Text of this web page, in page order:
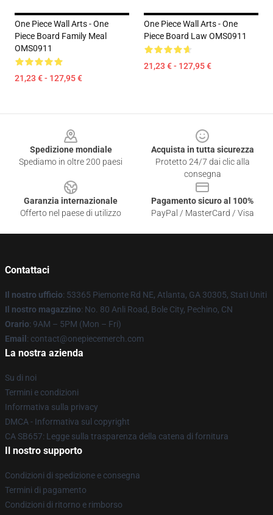
One Piece Wall Arts - One
Piece Board Family Meal
OMS0911
21,23 € - 127,95 €
One Piece Wall Arts - One
Piece Board Law OMS0911
21,23 € - 127,95 €
Spedizione mondiale
Spediamo in oltre 200 paesi
Acquista in tutta sicurezza
Protetto 24/7 dai clic alla
consegna
Garanzia internazionale
Offerto nel paese di utilizzo
Pagamento sicuro al 100%
PayPal / MasterCard / Visa
Contattaci
Il nostro ufficio: 53365 Piemonte Rd NE, Atlanta, GA 30305, Stati Uniti
Il nostro magazzino: No. 80 Anli Road, Bole City, Pechino, CN
Orario: 9AM – 5PM (Mon – Fri)
Email : contact@onepiecemerch.com
La nostra azienda
Su di noi
Termini e condizioni
Informativa sulla privacy
DMCA - Informativa sul copyright
CA SB657: Legge sulla trasparenza della catena di fornitura
Il nostro supporto
Condizioni di spedizione e consegna
Termini di pagamento
Condizioni di ritorno e rimborso